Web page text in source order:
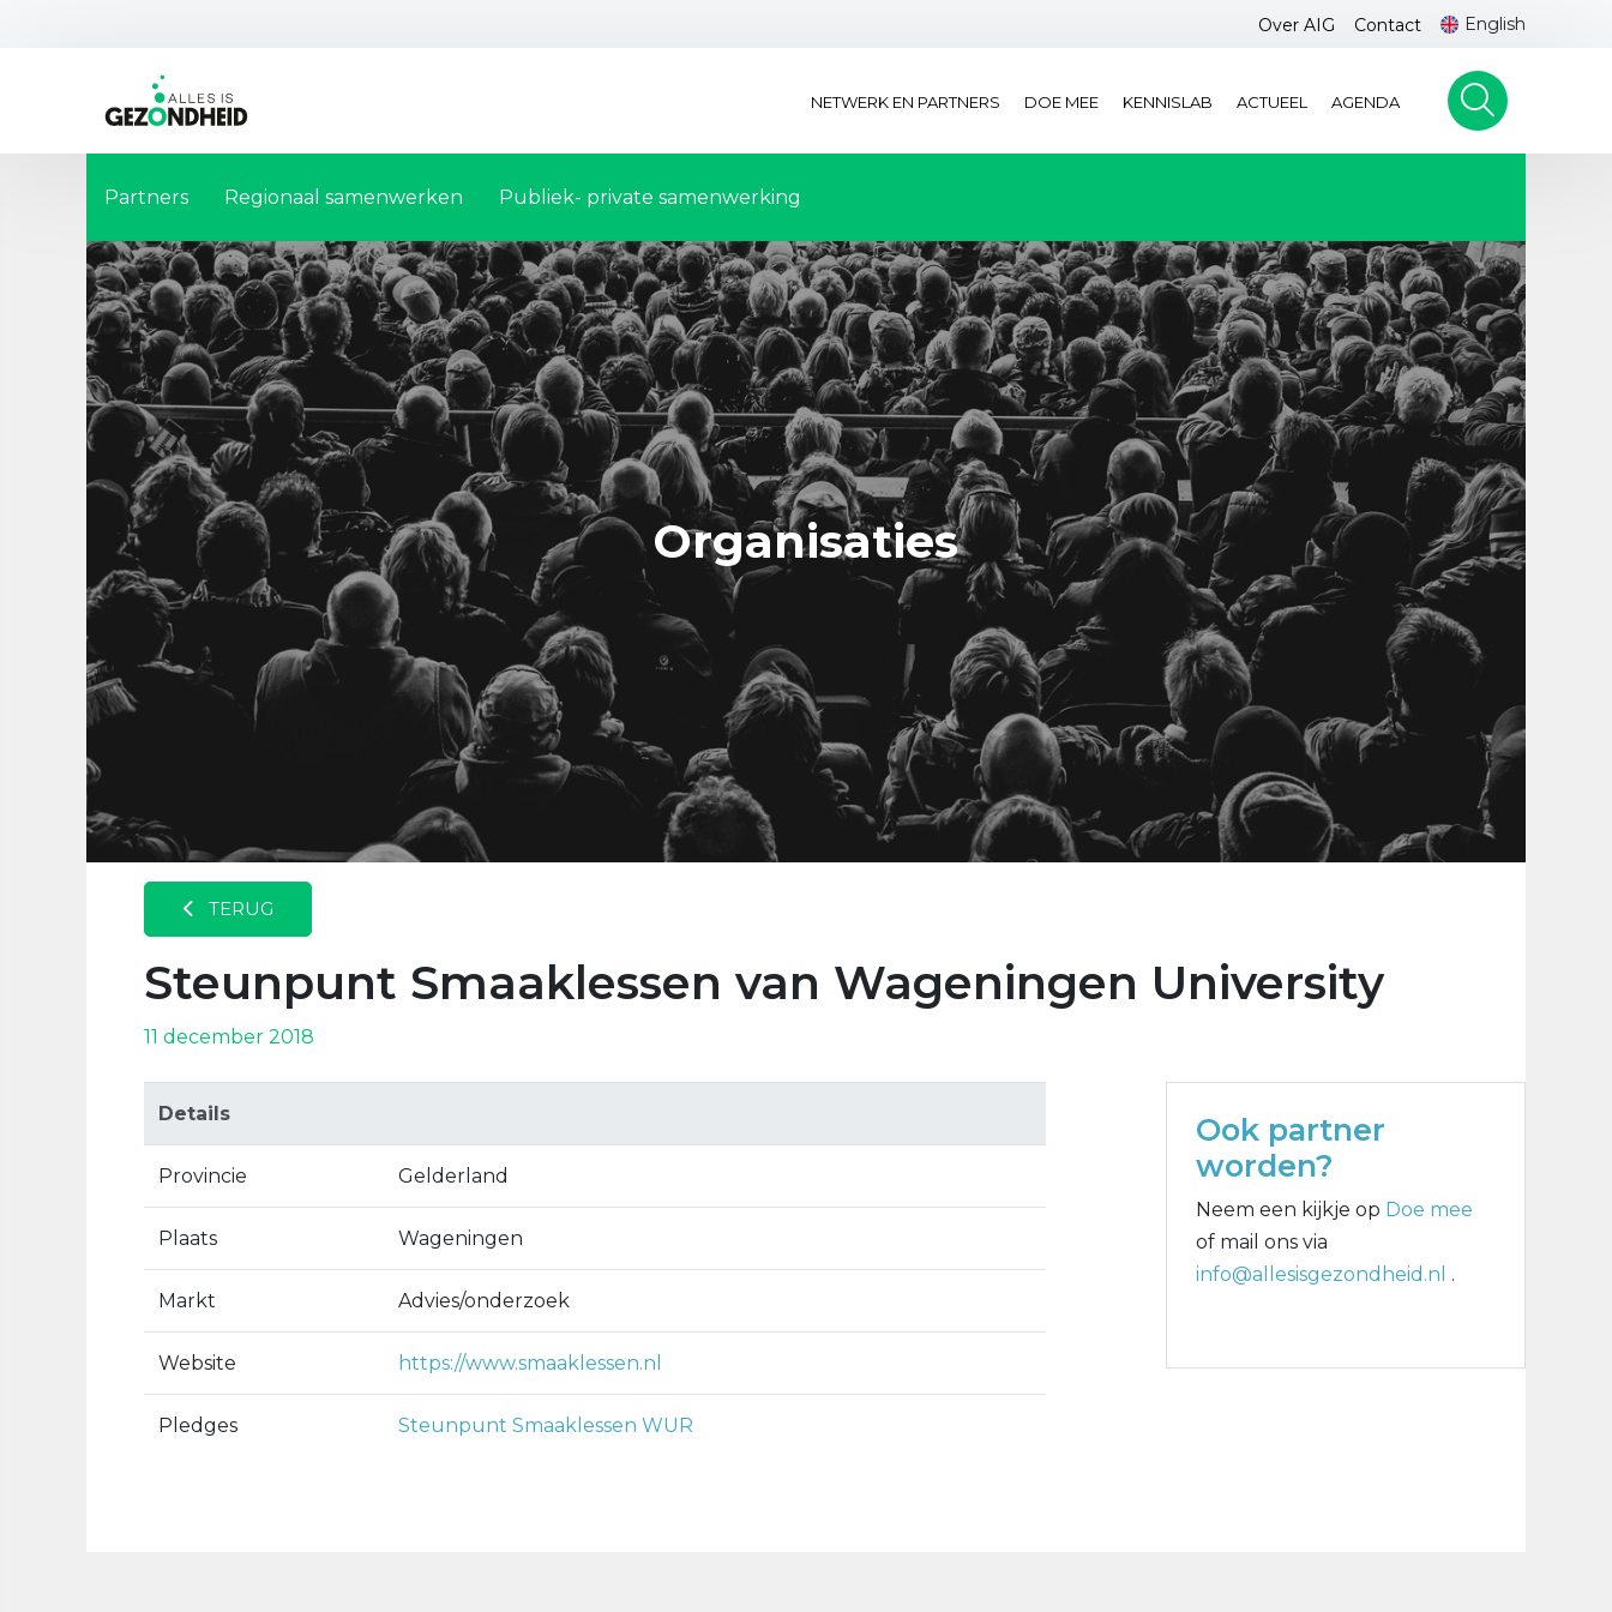
Over AIG Contact English
NETWERK EN PARTNERS DOE MEE KENNISLAB ACTUEEL AGENDA
Partners Regionaal samenwerken Publiek- private samenwerking
Organisaties
TERUG
Steunpunt Smaaklessen van Wageningen University
11 december 2018
Details
Provincie Gelderland
Plaats Wageningen
Markt Advies/onderzoek
Website https://www.smaaklessen.nl
Pledges Steunpunt Smaaklessen WUR
Ook partner
worden?
Neem een kijkje op Doe mee
of mail ons via
info@allesisgezondheid.nl .